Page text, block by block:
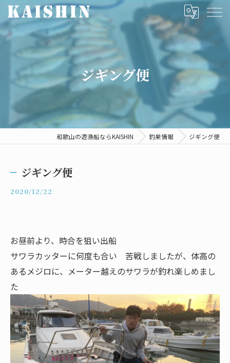
ジギング便
和歌山の遊漁船ならKAISHIN 釣果情報 ジギング便
ジギング便
2020/12/22
お昼前より、時合を狙い出船
サワラカッターに何度も合い 苦戦しましたが、体高の
あるメジロに、メーター越えのサワラが釣れ楽しめまし
た